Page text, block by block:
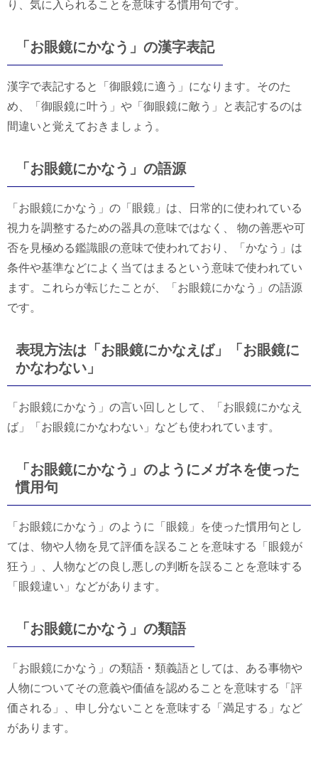
り、気に入られることを意味する慣用句です。
「お眼鏡にかなう」の漢字表記
漢字で表記すると「御眼鏡に適う」になります。そのた
め、「御眼鏡に叶う」や「御眼鏡に敵う」と表記するのは
間違いと覚えておきましょう。
「お眼鏡にかなう」の語源
「お眼鏡にかなう」の「眼鏡」は、日常的に使われている
視力を調整するための器具の意味ではなく、 物の善悪や可
否を見極める鑑識眼の意味で使われており、「かなう」は
条件や基準などによく当てはまるという意味で使われてい
ます。これらが転じたことが、「お眼鏡にかなう」の語源
です。
表現方法は「お眼鏡にかなえば」「お眼鏡に
かなわない」
「お眼鏡にかなう」の言い回しとして、「お眼鏡にかなえ
ば」「お眼鏡にかなわない」なども使われています。
「お眼鏡にかなう」のようにメガネを使った
慣用句
「お眼鏡にかなう」のように「眼鏡」を使った慣用句とし
ては、物や人物を見て評価を誤ることを意味する「眼鏡が
狂う」、人物などの良し悪しの判断を誤ることを意味する
「眼鏡違い」などがあります。
「お眼鏡にかなう」の類語
「お眼鏡にかなう」の類語・類義語としては、ある事物や
人物についてその意義や価値を認めることを意味する「評
価される」、申し分ないことを意味する「満足する」など
があります。